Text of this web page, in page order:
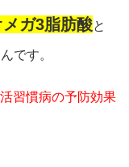
メガ3脂肪酸と
です。
習慣病の予防効果